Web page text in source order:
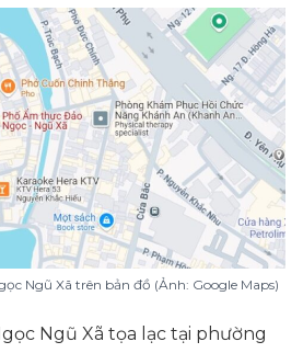
Ngũ Xã trên bản đồ (Ảnh: Google Maps)
Ngũ Xã tọa lạc tại phường